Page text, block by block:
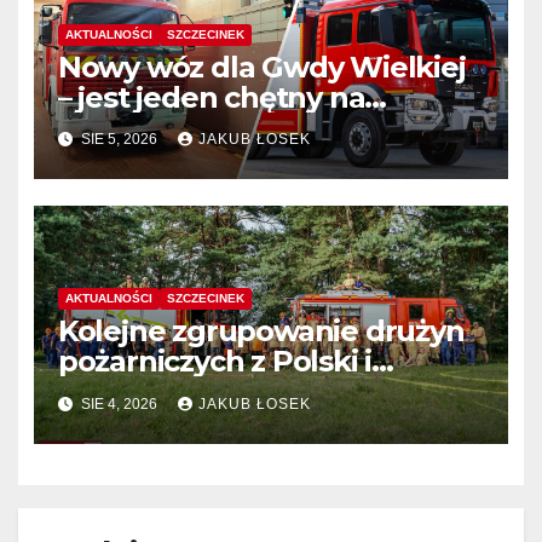
AKTUALNOŚCI SZCZECINEK
Nowy wóz dla Gwdy Wielkiej
– jest jeden chętny na
dostawę
SIE 5, 2026 JAKUB ŁOSEK
AKTUALNOŚCI SZCZECINEK
Kolejne zgrupowanie drużyn
pożarniczych z Polski i
Niemiec w regionie
SIE 4, 2026 JAKUB ŁOSEK